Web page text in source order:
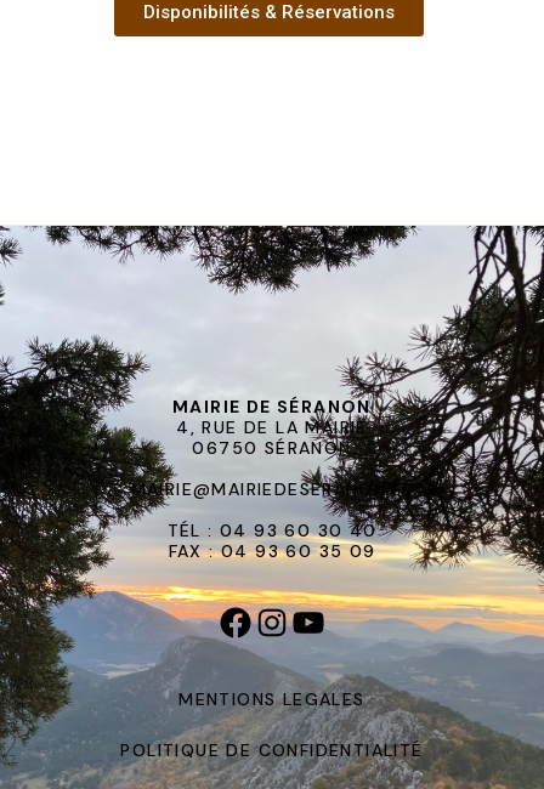
Disponibilités & Réservations
MAIRIE DE SÉRANON
4, RUE DE LA MAIRIE
06750 SÉRANON
MAIRIE@MAIRIEDESERANON.FR
TÉL : 04 93 60 30 40
FAX : 04 93 60 35 09
MENTIONS LEGALES
POLITIQUE DE CONFIDENTIALITÉ